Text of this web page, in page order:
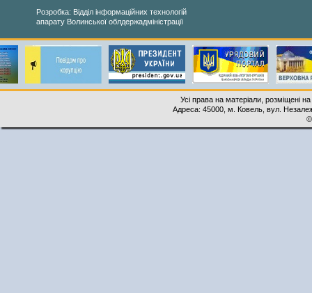
Розробка: Відділ інформаційних технологій
апарату Волинської облдержадміністрації
Усі права на матеріали, розміщені
Адреса: 45000, м. Ковель, вул.